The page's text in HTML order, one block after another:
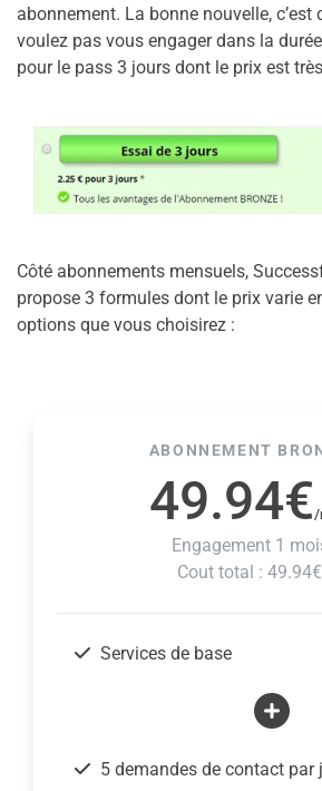
abonnement. La bonne nouvelle, c’est
voulez pas vous engager dans la
pour le pass 3 jours dont le prix est
Côté abonnements mensuels,
propose 3 formules dont le prix varie
options que vous choisirez :
ABONNEMENT
49.94€ /
Engagement 1
Cout total : 49.94€
Services de base
5 demandes de contact par